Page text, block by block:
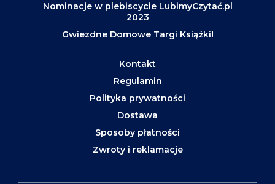
Nominacje w plebiscycie LubimyCzytać.pl
2023
Gwiezdne Domowe Targi Książki!
Kontakt
Regulamin
Polityka prywatności
Dostawa
Sposoby płatności
Zwroty i reklamacje